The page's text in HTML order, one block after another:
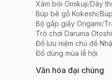
Xăm bói Omikuji/Dây
Búp bê gỗ Kokeshi/
Bộ gấp giấy Origami/
Trò chơi Daruma Otoshi
Đồ lưu niệm chủ đề
Đồ dùng mùa lễ hội
Văn hóa đại chúng